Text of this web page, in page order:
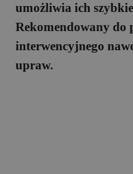
umożliwia ich
Rekomendowany do
interwencyjnego
upraw.